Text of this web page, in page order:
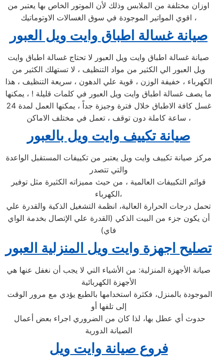
اوزان مختلفة من الملابس وذلك لأن الموتور الخاص بها يعتبر من
اقوي المواتير الموجودة في سوق الغسالات الاوتوماتيك ،
صيانة غسالة اطباق وايت ويل العبور
صيانة غسالة اطباق وايت ويل العبور لا تحتاج غسالة اطباق وايت
ويل العبور الي الكثير من مواد التنظيف ، لا تستهلك الكثير من
الكهرباء ، خفيفة الوزن ، قوية علي الدهون ، سريعة التنظيف ، هذا
ما يصف غسالة اطباق وايت ويل العبور في كلمات قليلة ! ، يمكنها
غسل كافة الاطباق خلال فترة وجيزة جداً ، يمكنها العمل لمدة 24
ساعة كاملة دون توقف ، تعمل في مختلف الاماكن ،
صيانة تكييف وايت ويل بالعبور
مركز صيانة تكييف وايت ويل يعتبر من تكييفات المستقبل الواعدة
والتي تتصدر
قوائم التكييفات العالمية ، من حيث مميزاته الكثيرة مثل توفير
الكهرباء،
تحمل درجات الحرارة العالية، انظمة التشغيل الذكية والقدرة علي
أن يكون جزء من البيت الذكي (القدرة علي الإتصال بخدمة الواي
فاي)
تصليح اجهزة وايت ويل المنزلية العبور
صيانة الأجهزة المنزلية: من الأشياء التي لا يجب أن نغفل عنها هي
الأجهزة الكهربائية
إلى تلفها أو
الصيانة الدورية
فروع صيانة وايت ويل